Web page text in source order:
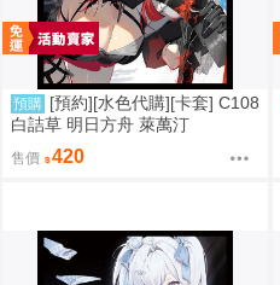
預購 [預約][水色代購][卡套] C108
白詰草 明日方舟 萊萬汀
售價 420